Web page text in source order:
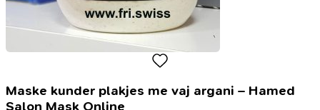
Maske kunder plakjes me vaj argani – Hamed
Salon Mask Online